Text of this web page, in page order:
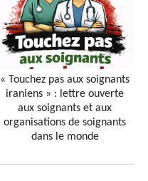
« Touchez pas aux soignants
iraniens » : lettre ouverte
aux soignants et aux
organisations de soignants
dans le monde